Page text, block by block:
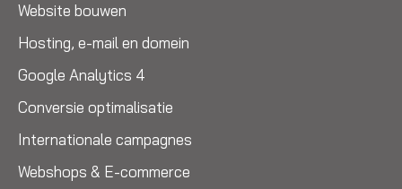
Website bouwen
Hosting, e-mail en domein
Google Analytics 4
Conversie optimalisatie
Internationale campagnes
Webshops & E-commerce